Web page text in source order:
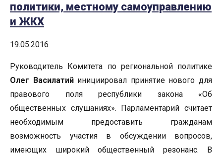
политики, местному самоуправлению
и ЖКХ
19.05.2016
Руководитель Комитета по региональной политике
Олег Василатийинициировал принятие нового для
правового поля республики закона «Об
общественных слушаниях». Парламентарий считает
необходимым предоставить гражданам
возможность участия в обсуждении вопросов,
имеющих широкий общественный резонанс. В